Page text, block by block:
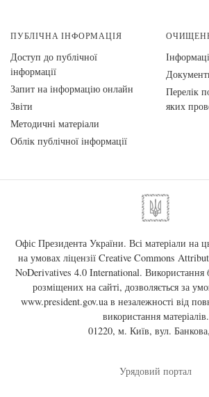
ПУБЛІЧНА ІНФОРМАЦІЯ
Доступ до публічної
інформації
Запит на інформацію онлайн
Звіти
Методичні матеріали
Облік публічної інформації
Перелік
яких
Офіс Президента України. Всі матеріали на
на умовах ліцензії Creative Commons
NoDerivatives 4.0 International. Використання
розміщених на сайті, дозволяється за
www.president.gov.uaв незалежності від
використання матеріалів.
01220, м. Київ, вул.
Урядовий портал